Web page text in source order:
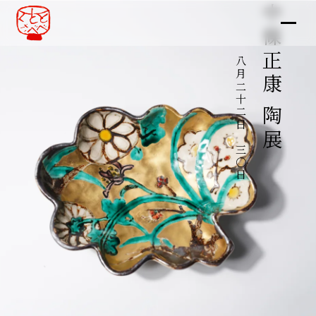
中條正康 陶展
八月二十二日～三〇日